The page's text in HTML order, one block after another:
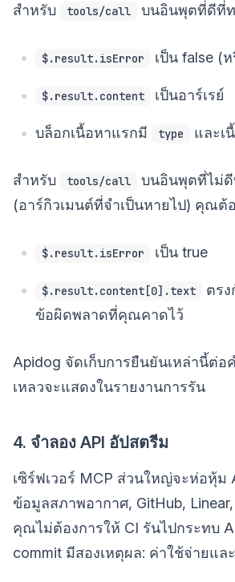
สำหรับ tools/call บนอินพุตที่ดีที่
$.result.isError เป็น false (
$.result.content เป็นอาร์เรย์
บล็อกเนื้อหาแรกมี type และเ
สำหรับ tools/call
บนอินพุตที่ไม่
(อาร์กิวเมนต์ที่จำเป็นหายไป) คุณต้
$.result.isError เป็น true
$.result.content[0].text
ตร
ข้อผิดพลาดที่คุณคาดไว้
Apidog จัดเก็บการยืนยันเหล่านี้ต่อ
เหลวจะแสดงในรายงานการรัน
4. จำลอง API อัปสตรีม
เซิร์ฟเวอร์ MCP ส่วนใหญ่จะห่อหุ้ม
ข้อมูลสภาพอากาศ, GitHub,
คุณไม่ต้องการให้ CI รันไปกระทบ
commit มีสองเหตุผล: ค่าใช้จ่ายแล